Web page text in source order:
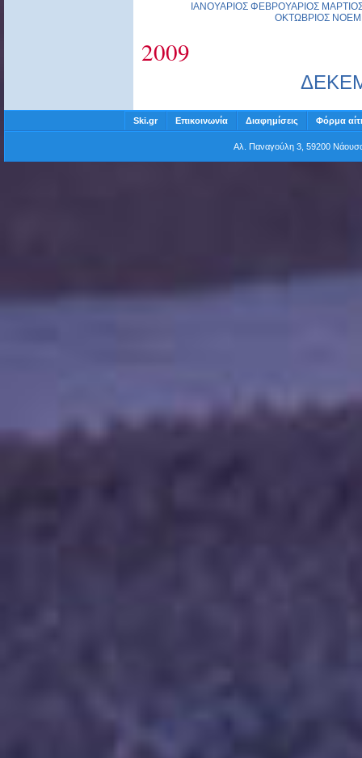
ΙΑΝΟΥΑΡΙΟΣ ΦΕΒΡΟΥΑΡΙΟΣ
ΟΚΤΩΒΡΙΟΣ
2009
Ski.gr Επικοινωνία Διαφημίσεις Φόρμα
Αλ. Παναγούλη 3, 59200